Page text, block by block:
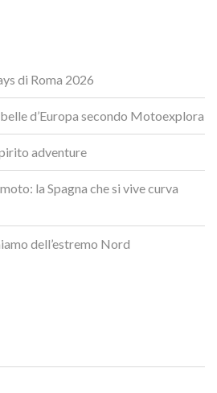
di Roma 2026
d’Europa secondo Motoexplora
adventure
la Spagna che si vive curva
dell’estremo Nord